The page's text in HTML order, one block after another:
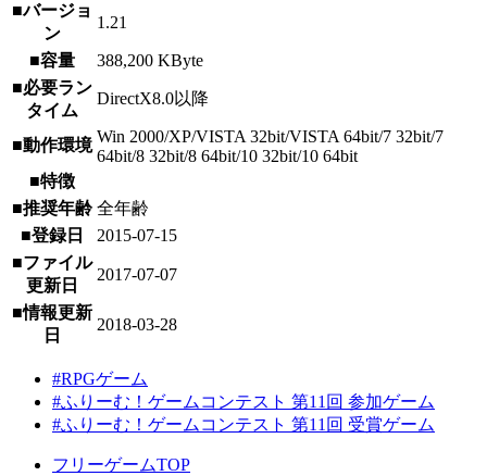
■バージョ
ン
1.21
■容量
388,200 KByte
■必要ラン
タイム
DirectX8.0以降
■動作環境 Win 2000/XP/VISTA 32bit/VISTA 64bit/7 32bit/7
64bit/8 32bit/8 64bit/10 32bit/10 64bit
■特徴
■推奨年齢 全年齢
■登録日
2015-07-15
■ファイル
更新日
2017-07-07
■情報更新
日
2018-03-28
#RPGゲーム
#ふりーむ！ゲームコンテスト 第11回 参加ゲーム
#ふりーむ！ゲームコンテスト 第11回 受賞ゲーム
フリーゲームTOP